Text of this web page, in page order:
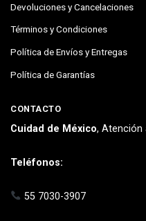
Devoluciones y Cancelaciones
Términos y Condiciones
Política de Envíos y Entregas
Política de Garantías
CONTACTO
Cuidad de México, Atención
Teléfonos:
55 7030-3907